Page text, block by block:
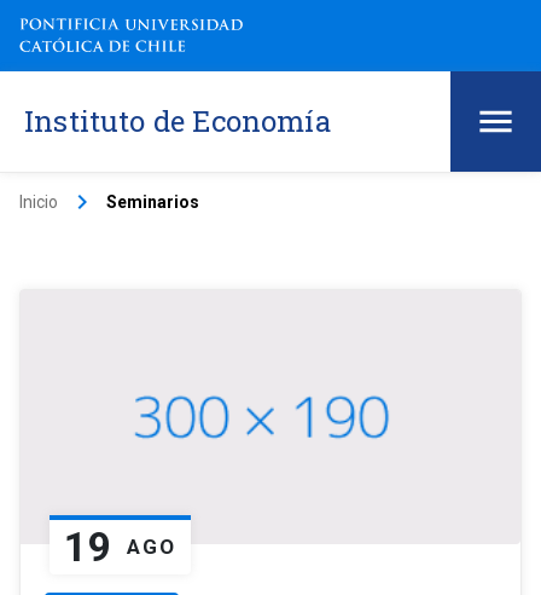
Instituto de Economía
Inicio keyboard_arrow_right Seminarios
19 AGO